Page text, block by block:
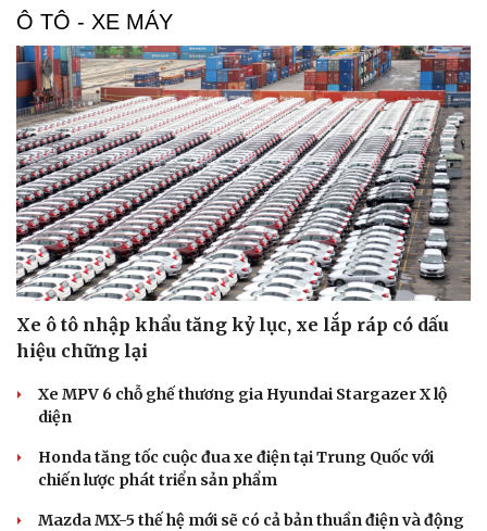
Sân khấu - Điện ảnh
Văn học
Âm nhạc
Di sản
Thời trang
Sao Việt
Ô TÔ - XE MÁY
Xe ô tô nhập khẩu tăng kỷ lục, xe lắp ráp có dấu
hiệu chững lại
Xe MPV 6 chỗ ghế thương gia Hyundai Stargazer X lộ
diện
Honda tăng tốc cuộc đua xe điện tại Trung Quốc với
chiến lược phát triển sản phẩm
Mazda MX-5 thế hệ mới sẽ có cả bản thuần điện và động